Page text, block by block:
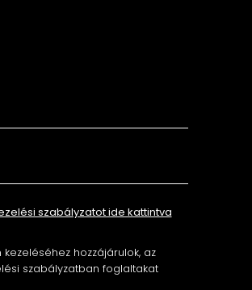
szabályzatot ide kattintva
hozzájárulok, az
foglaltakat